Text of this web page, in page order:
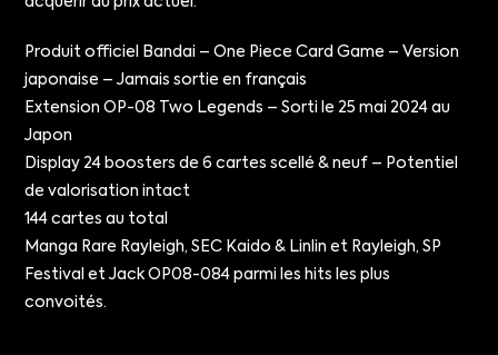
Produit officiel Bandai – One Piece Card Game – Version
japonaise – Jamais sortie en français
Extension OP-08 Two Legends – Sorti le 25 mai 2024 au
Japon
Display 24 boosters de 6 cartes scellé & neuf – Potentiel
de valorisation intact
144 cartes au total
Manga Rare Rayleigh, SEC Kaido & Linlin et Rayleigh, SP
Festival et Jack OP08-084 parmi les hits les plus
convoités.